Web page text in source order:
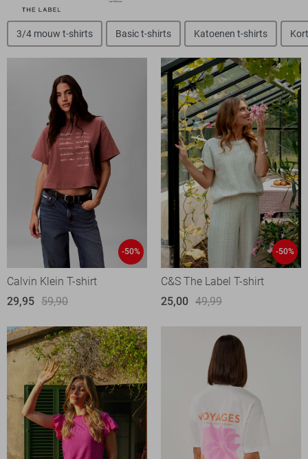
3/4 mouw t-shirts Basic t-shirts Katoenen t-shirts
-50%
Calvin Klein T-shirt
29,95 59,90
-50%
C&S The Label T-shirt
25,00 49,99